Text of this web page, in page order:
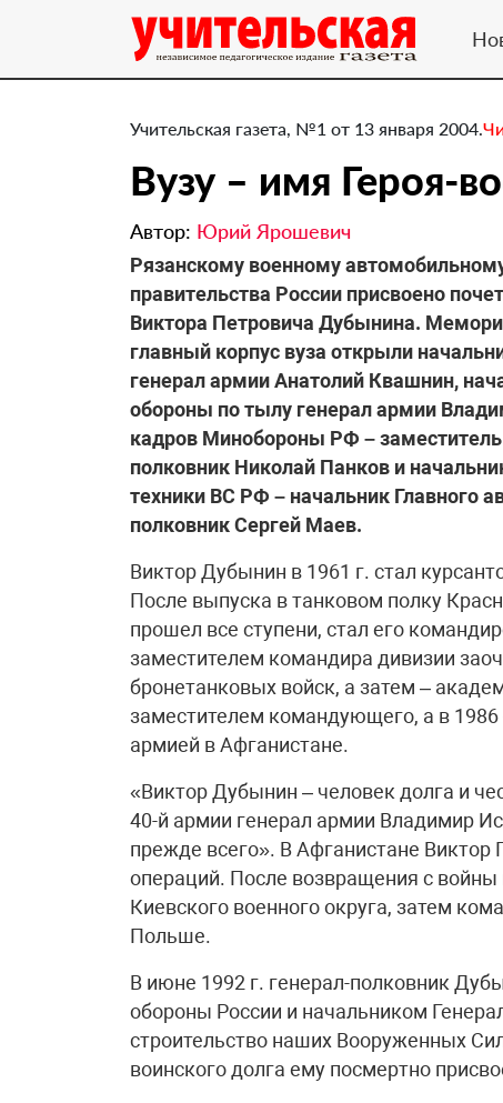
Учительская газета, №1 от 13 января 2004.
Вузу – имя Героя-
Автор: Юрий Ярошевич
Рязанскому военному
правительства России присвоено
Виктора Петровича Дубынина.
главный корпус вуза открыли
генерал армии Анатолий Квашнин,
обороны по тылу генерал армии
кадров Минобороны РФ –
полковник Николай Панков и
техники ВС РФ – начальник Главного
полковник Сергей Маев.
Виктор Дубынин в 1961 г. стал
После выпуска в танковом полку
прошел все ступени, стал его
заместителем командира дивизии
бронетанковых войск, а затем –
заместителем командующего, а в
армией в Афганистане.
«Виктор Дубынин – человек долга и
40-й армии генерал армии Владимир
прежде всего». В Афганистане
операций. После возвращения с
Киевского военного округа, затем
Польше.
В июне 1992 г. генерал-полковник
обороны России и начальником
строительство наших Вооруженных
воинского долга ему посмертно